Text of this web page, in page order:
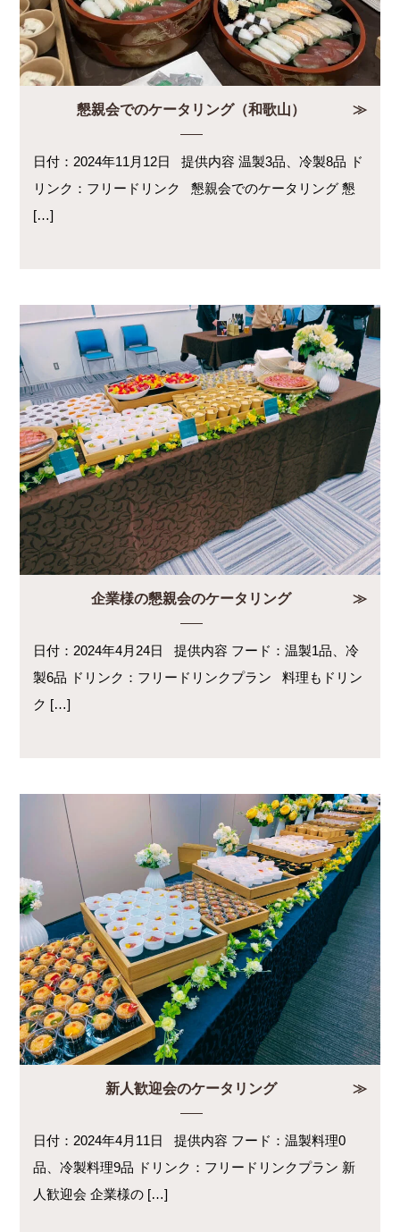
懇親会でのケータリング（和歌山）
日付：2024年11月12日 提供内容 温製3品、冷製8品 ド
リンク：フリードリンク 懇親会でのケータリング 懇
[…]
企業様の懇親会のケータリング
日付：2024年4月24日 提供内容 フード：温製1品、冷
製6品 ドリンク：フリードリンクプラン 料理もドリン
ク […]
新人歓迎会のケータリング
日付：2024年4月11日 提供内容 フード：温製料理0
品、冷製料理9品 ドリンク：フリードリンクプラン 新
人歓迎会 企業様の […]